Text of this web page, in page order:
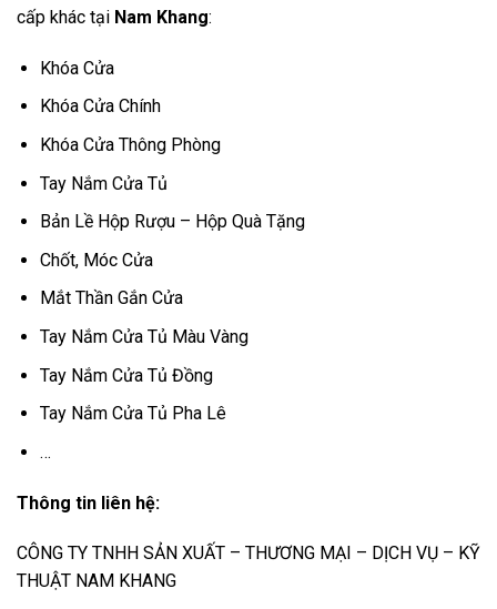
cấp khác tại Nam Khang:
Khóa Cửa
Khóa Cửa Chính
Khóa Cửa Thông Phòng
Tay Nắm Cửa Tủ
Bản Lề Hộp Rượu – Hộp Quà Tặng
Chốt, Móc Cửa
Mắt Thần Gắn Cửa
Tay Nắm Cửa Tủ Màu Vàng
Tay Nắm Cửa Tủ Đồng
Tay Nắm Cửa Tủ Pha Lê
…
Thông tin liên hệ:
CÔNG TY TNHH SẢN XUẤT – THƯƠNG MẠI – DỊCH VỤ – KỸ
THUẬT NAM KHANG